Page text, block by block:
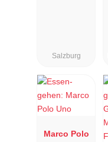
Salzburg
Marco Polo